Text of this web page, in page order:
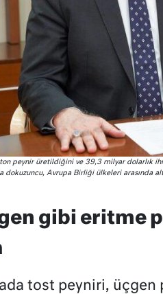
peynir üretildiğini ve 39,3 milyar dolarlık
Avrupa Birliği ülkeleri arasında
gibi eritme
tost peyniri, üçgen